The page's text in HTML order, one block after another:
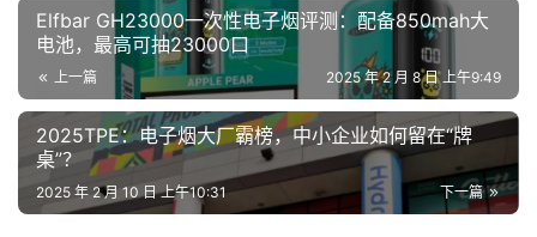
子
烟
电
子
烟
评
Elfbar GH23000一次性电子烟评测：配备850mah大
电池，最高可抽23000口
上一篇 2025 年 2 月 8 日 上午9:49
2025TPE：电子烟大厂霸榜，中小企业如何留在“牌
桌”？
下一篇
2025 年 2 月 10 日 上午10:31